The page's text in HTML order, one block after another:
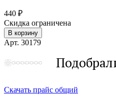
440 ₽
Скидка ограничена
В корзину
Арт. 30179
Скачать прайс общий